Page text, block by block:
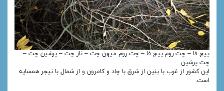
پیج فا – چت روم پیج فا – چت روم میهن چت – ناز چت – پرشین چت –
چت پرشین
این کشور از غرب با بنین از شرق با چاد و کامرون و از شمال با نیجر همسایه‌
است.